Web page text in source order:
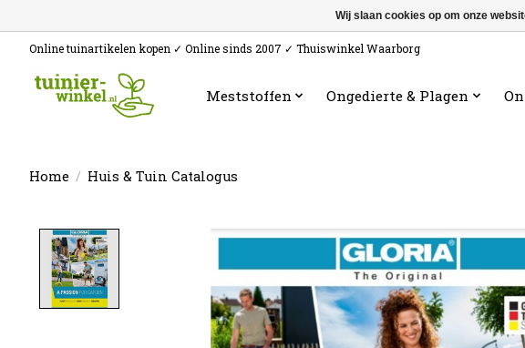
Online tuinartikelen kopen ✓ Online sinds 2007 ✓ Thuiswinkel Waarborg
Meststoffen Ongedierte & Plagen
Home / Huis & Tuin Catalogus
Product image slideshow Items
Wij slaan cookies op om onze